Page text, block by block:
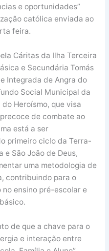
e oportunidades”
católica enviada ao
feira.
Cáritas da Ilha Terceira
e Secundária Tomás
Integrada de Angra do
Social Municipal da
Heroísmo, que visa
de combate ao
está a ser
primeiro ciclo da Terra-
e São João de Deus,
uma metodologia de
contribuindo para o
ensino pré-escolar e
de que a chave para o
e interação entre